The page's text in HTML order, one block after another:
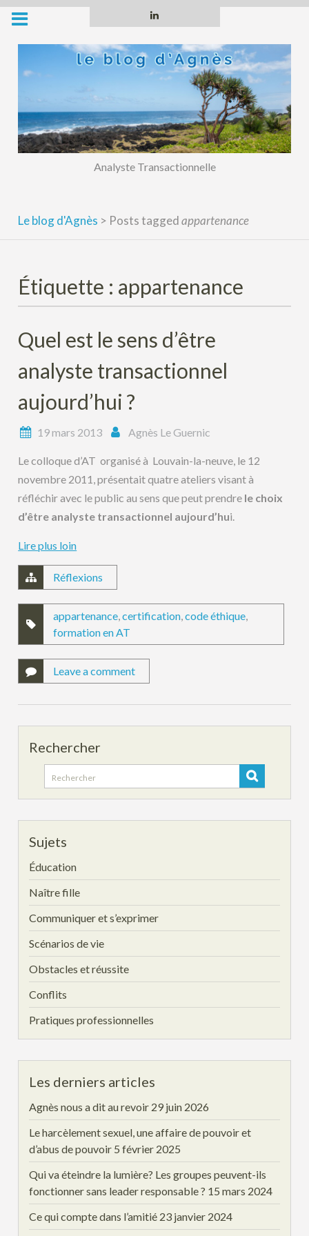
Skip
content
Analyste Transactionnelle
Le blog d'Agnès > Posts taggedappartenance
Étiquette : appartenance
Quel est le sens d’être
analyste transactionnel
aujourd’hui ?
19 mars 2013 Agnès Le Guernic
Le colloque d’AT organisé à Louvain-la-neuve, le 12
novembre 2011, présentait quatre ateliers visant à
réfléchir avec le public au sens que peut prendre le choix
d’être analyste transactionnel aujourd’hui.
Lire plus loin
Réflexions
appartenance,certification,code éthique,
formation en AT
Leave a comment
Rechercher
Search
for:
Sujets
Éducation
Naître fille
Communiquer et s’exprimer
Scénarios de vie
Obstacles et réussite
Conflits
Pratiques professionnelles
Les derniers articles
Agnès nous a dit au revoir 29 juin 2026
Le harcèlement sexuel, une affaire de pouvoir et
d’abus de pouvoir 5 février 2025
Qui va éteindre la lumière? Les groupes peuvent-ils
fonctionner sans leader responsable ? 15 mars 2024
Ce qui compte dans l’amitié 23 janvier 2024